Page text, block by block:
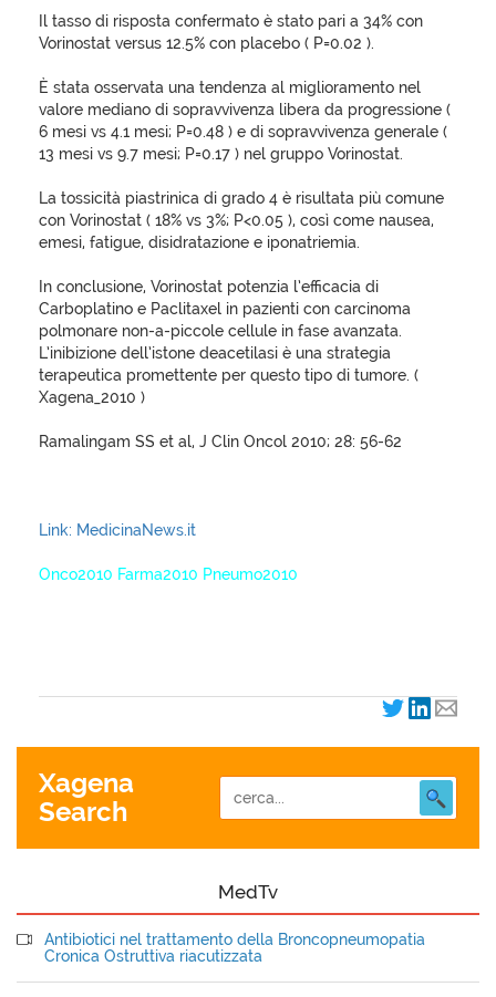
Il tasso di risposta confermato è stato pari a 34% con
Vorinostat versus 12.5% con placebo ( P=0.02 ).
È stata osservata una tendenza al miglioramento nel
valore mediano di sopravvivenza libera da progressione (
6 mesi vs 4.1 mesi; P=0.48 ) e di sopravvivenza generale (
13 mesi vs 9.7 mesi; P=0.17 ) nel gruppo Vorinostat.
La tossicità piastrinica di grado 4 è risultata più comune
con Vorinostat ( 18% vs 3%; P<0.05 ), così come nausea,
emesi, fatigue, disidratazione e iponatriemia.
In conclusione, Vorinostat potenzia l’efficacia di
Carboplatino e Paclitaxel in pazienti con carcinoma
polmonare non-a-piccole cellule in fase avanzata.
L’inibizione dell’istone deacetilasi è una strategia
terapeutica promettente per questo tipo di tumore. (
Xagena_2010 )
Ramalingam SS et al, J Clin Oncol 2010; 28: 56-62
Link: MedicinaNews.it
Onco2010 Farma2010 Pneumo2010
Xagena
Search
MedTv
Antibiotici nel trattamento della Broncopneumopatia
Cronica Ostruttiva riacutizzata